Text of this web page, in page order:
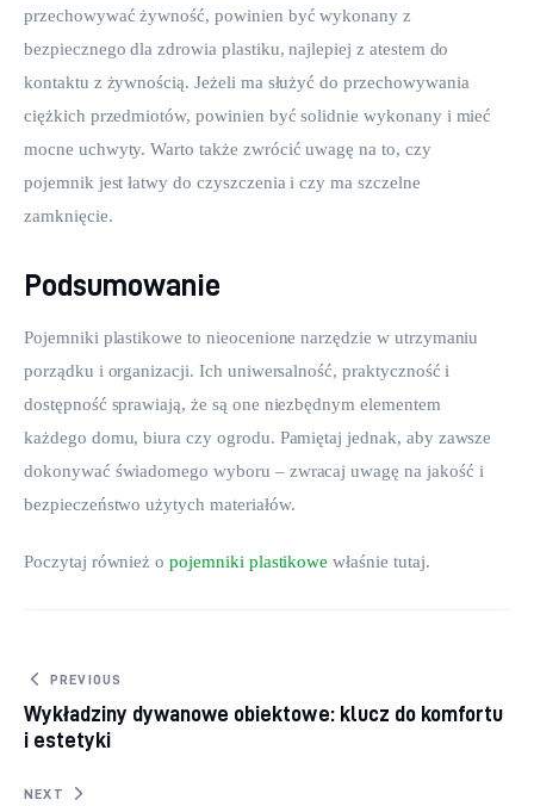
przechowywać żywność, powinien być wykonany z
bezpiecznego dla zdrowia plastiku, najlepiej z atestem do
kontaktu z żywnością. Jeżeli ma służyć do przechowywania
ciężkich przedmiotów, powinien być solidnie wykonany i mieć
mocne uchwyty. Warto także zwrócić uwagę na to, czy
pojemnik jest łatwy do czyszczenia i czy ma szczelne
zamknięcie.
Podsumowanie
Pojemniki plastikowe to nieocenione narzędzie w utrzymaniu
porządku i organizacji. Ich uniwersalność, praktyczność i
dostępność sprawiają, że są one niezbędnym elementem
każdego domu, biura czy ogrodu. Pamiętaj jednak, aby zawsze
dokonywać świadomego wyboru – zwracaj uwagę na jakość i
bezpieczeństwo użytych materiałów.
Poczytaj również o pojemniki plastikowe właśnie tutaj.
Nawigacja wpisu
PREVIOUS
Wykładziny dywanowe obiektowe: klucz do komfortu
i estetyki
NEXT